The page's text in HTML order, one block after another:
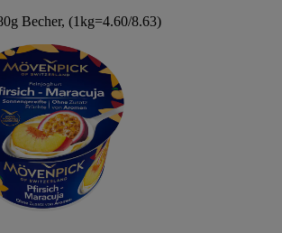
Becher, (1kg=4.60/8.63)